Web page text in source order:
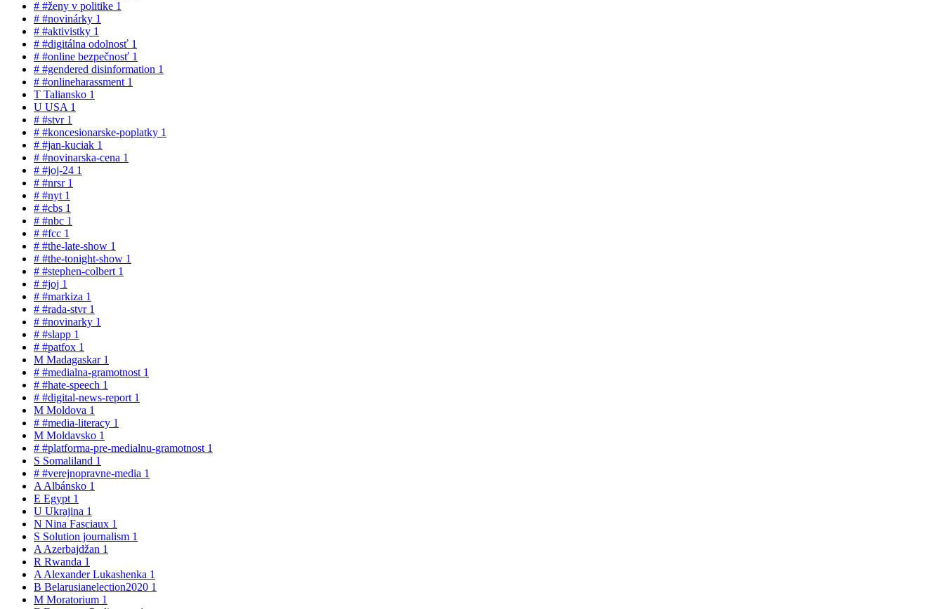
# #ženy v politike 1
# #novinárky 1
# #aktivistky 1
# #digitálna odolnosť 1
# #online bezpečnosť 1
# #gendered disinformation 1
# #onlineharassment 1
T Taliansko 1
U USA 1
# #stvr 1
# #koncesionarske-poplatky 1
# #jan-kuciak 1
# #novinarska-cena 1
# #joj-24 1
# #nrsr 1
# #nyt 1
# #cbs 1
# #nbc 1
# #fcc 1
# #the-late-show 1
# #the-tonight-show 1
# #stephen-colbert 1
# #joj 1
# #markiza 1
# #rada-stvr 1
# #novinarky 1
# #slapp 1
# #patfox 1
M Madagaskar 1
# #medialna-gramotnost 1
# #hate-speech 1
# #digital-news-report 1
M Moldova 1
# #media-literacy 1
M Moldavsko 1
# #platforma-pre-medialnu-gramotnost 1
S Somaliland 1
# #verejnopravne-media 1
A Albánsko 1
E Egypt 1
U Ukrajina 1
N Nina Fasciaux 1
S Solution journalism 1
A Azerbajdžan 1
R Rwanda 1
A Alexander Lukashenka 1
B Belarusianelection2020 1
M Moratorium 1